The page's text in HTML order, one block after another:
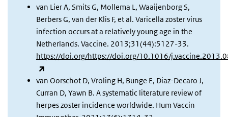
van Lier A, Smits G, Mollema L, Waaijenborg S,
Berbers G, van der Klis F, et al. Varicella zoster virus
infection occurs at a relatively young age in the
Netherlands. Vaccine. 2013;31(44):5127-33.
https://doi.org/https://doi.org/10.1016/
van Oorschot D, Vroling H, Bunge E, Diaz-Decaro J,
Curran D, Yawn B. A systematic literature review of
herpes zoster incidence worldwide. Hum Vaccin